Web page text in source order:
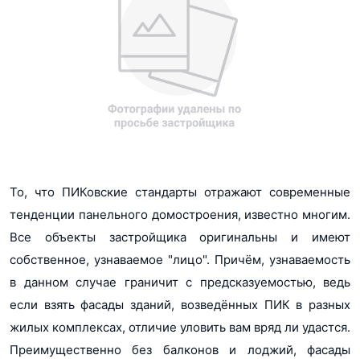
Россельхозбанк
Сбер Банк
Совкомбанк
Связь Банк
ВТБ
То, что ПИКовские стандарты отражают современные
тенденции панельного домостроения, известно многим.
Все объекты застройщика оригинальны и имеют
собственное, узнаваемое "лицо". Причём, узнаваемость
в данном случае граничит с предсказуемостью, ведь
если взять фасады зданий, возведённых ПИК в разных
жилых комплексах, отличие уловить вам вряд ли удастся.
Преимущественно без балконов и лоджий, фасады